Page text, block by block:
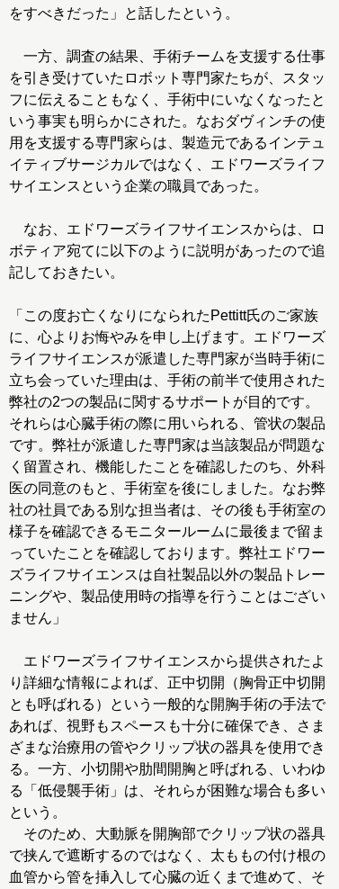
をすべきだった」と話したという。
一方、調査の結果、手術チームを支援する仕事
を引き受けていたロボット専門家たちが、スタッ
フに伝えることもなく、手術中にいなくなったと
いう事実も明らかにされた。なおダヴィンチの使
用を支援する専門家らは、製造元であるインテュ
イティブサージカルではなく、エドワーズライフ
サイエンスという企業の職員であった。
なお、エドワーズライフサイエンスからは、ロ
ボティア宛てに以下のように説明があったので追
記しておきたい。
「この度お亡くなりになられたPettitt氏のご家族
に、心よりお悔やみを申し上げます。エドワーズ
ライフサイエンスが派遣した専門家が当時手術に
立ち会っていた理由は、手術の前半で使用された
弊社の2つの製品に関するサポートが目的です。
それらは心臓手術の際に用いられる、管状の製品
です。弊社が派遣した専門家は当該製品が問題な
く留置され、機能したことを確認したのち、外科
医の同意のもと、手術室を後にしました。なお弊
社の社員である別な担当者は、その後も手術室の
様子を確認できるモニタールームに最後まで留ま
っていたことを確認しております。弊社エドワー
ズライフサイエンスは自社製品以外の製品トレー
ニングや、製品使用時の指導を行うことはござい
ません」
エドワーズライフサイエンスから提供されたよ
り詳細な情報によれば、正中切開（胸骨正中切開
とも呼ばれる）という一般的な開胸手術の手法で
あれば、視野もスペースも十分に確保でき、さま
ざまな治療用の管やクリップ状の器具を使用でき
る。一方、小切開や肋間開胸と呼ばれる、いわゆ
る「低侵襲手術」は、それらが困難な場合も多い
という。
そのため、大動脈を開胸部でクリップ状の器具
で挟んで遮断するのではなく、太ももの付け根の
血管から管を挿入して心臓の近くまで進めて、そ